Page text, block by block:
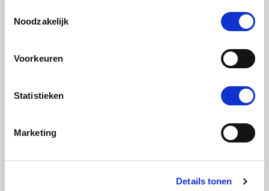
Noodzakelijk
Voorkeuren
Statistieken
Marketing
Details tonen